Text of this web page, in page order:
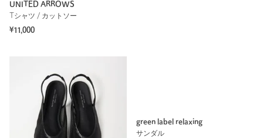
UNITED ARROWS
Tシャツ / カットソー
¥11,000
green label relaxing
サンダル